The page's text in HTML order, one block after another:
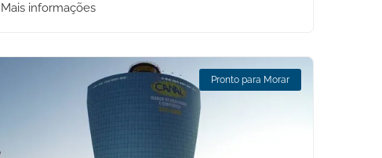
Mais informações
Pronto para Morar